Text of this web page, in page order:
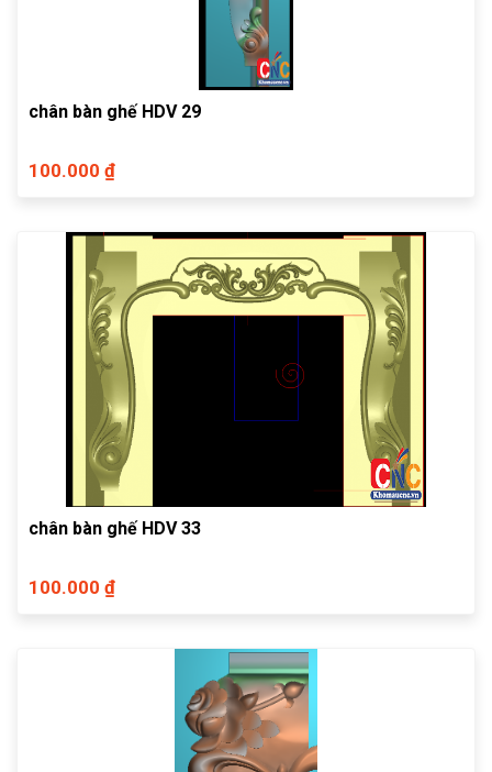
chân bàn ghế HDV 29
100.000 ₫
chân bàn ghế HDV 33
100.000 ₫